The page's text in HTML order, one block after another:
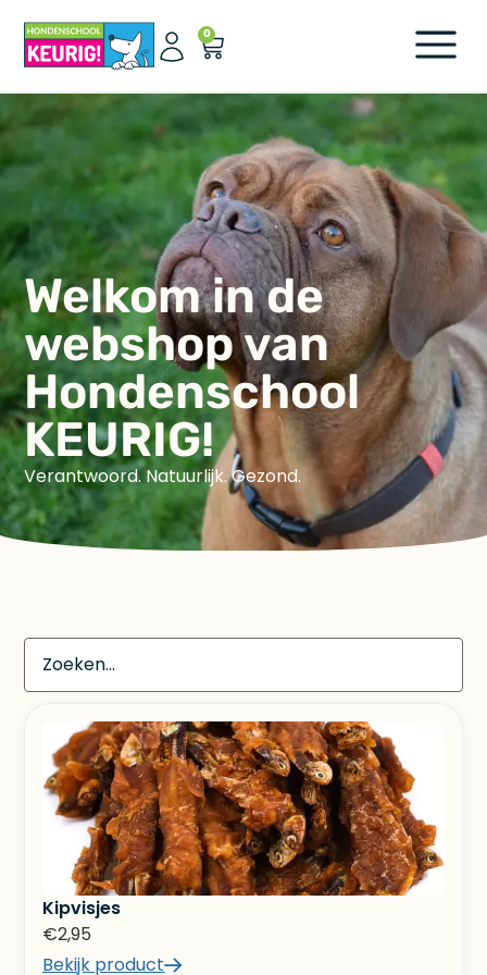
0
Welkom in de
webshop van
Hondenschool
KEURIG!
Verantwoord. Natuurlijk. Gezond.
Kipvisjes
€2,95
Bekijk product